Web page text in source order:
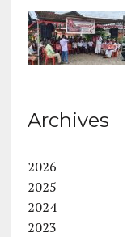
Archives
2026
2025
2024
2023